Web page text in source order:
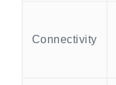
Connectivity